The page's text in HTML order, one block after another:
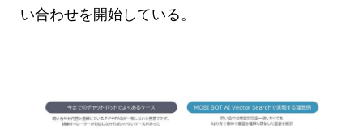
い合わせを開始している。